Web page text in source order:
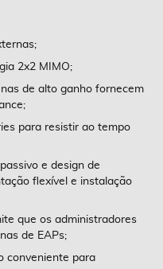
2x2 MIMO;
de alto ganho fornecem
para resistir ao tempo
e design de
flexível e instalação
que os administradores
de EAPs;
conveniente para